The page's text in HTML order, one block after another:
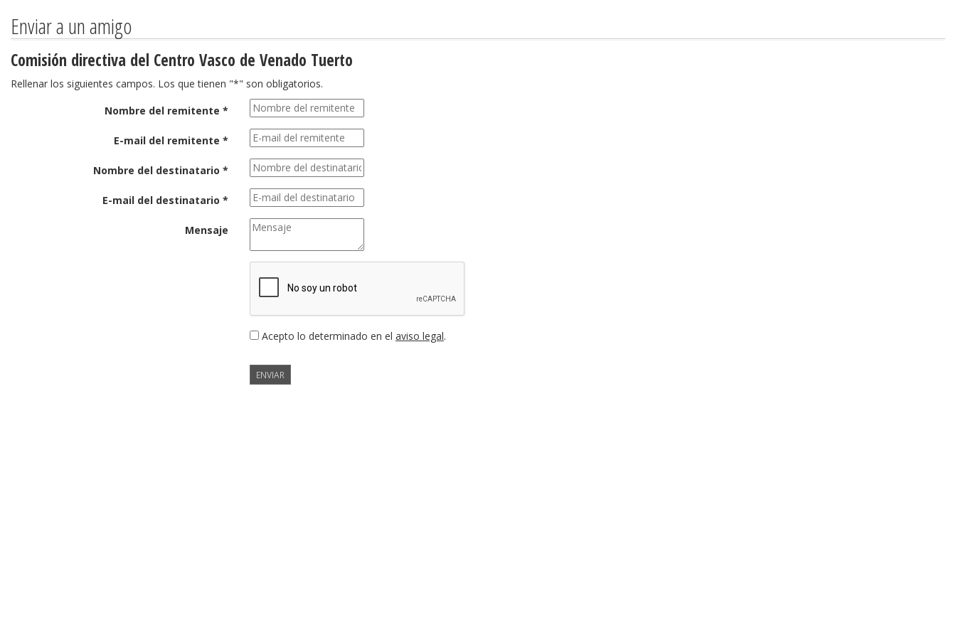
Enviar a un amigo
Comisión directiva del Centro Vasco de Venado Tuerto
Rellenar los siguientes campos. Los que tienen "*" son obligatorios.
Nombre del remitente *
E-mail del remitente *
Nombre del destinatario *
E-mail del destinatario *
Mensaje
Acepto lo determinado en el aviso legal.
ENVIAR